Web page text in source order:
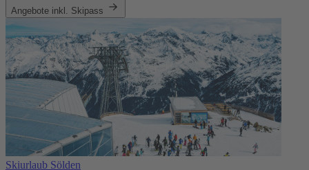
Angebote inkl. Skipass
Skiurlaub Sölden